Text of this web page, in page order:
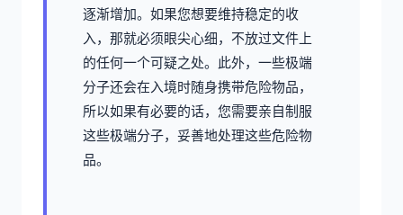
逐渐增加。如果您想要维持稳定的收
入，那就必须眼尖心细，不放过文件上
的任何一个可疑之处。此外，一些极端
分子还会在入境时随身携带危险物品，
所以如果有必要的话，您需要亲自制服
这些极端分子，妥善地处理这些危险物
品。